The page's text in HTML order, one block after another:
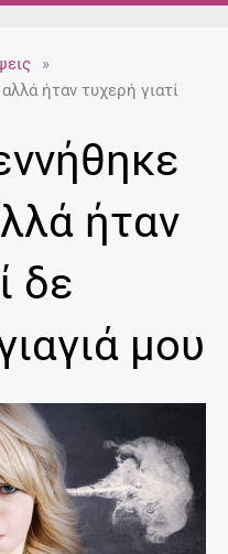
-
p
»
ήταν τυχερή γιατί
ήταν
δε
μου